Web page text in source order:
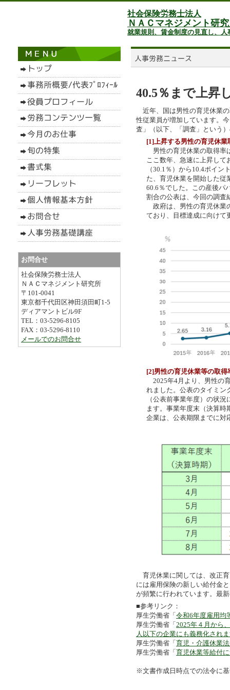
社会保険労務士法人
ＮＡＣマネジメント研
就業規則、賃金制度の見直し、
40.5％まで上昇
近年、国は男性の育児休業
性従業員が増加しています。
査」（以下、「調査」という
[1]上昇する男性の育児休業
男性の育児休業の取得率
ここ数年、急速に上昇して
（30.1％）から10.4ポイ
た、育児休業を開始した従
60.6％でした。この産後パ
割合の公表は、今回の調査
政府は、男性の育児休業
ており、目標達成に向けて
[2]男性の育児休業等の取得
2025年4月より、男性の
れました。公表のタイミン
（公表前事業年度）の状
ます。事業年度末（決算
企業は、公表期限までに対
育児休業に関しては、改正
には雇用保険の新しい給付金
が頻繁に行われています。最
■参考リンク：
厚生労働省「 令和6年度雇用均
厚生労働省「 2025年４月から
人以下の企業にも義務化され
厚生労働省「 育児・介護休業
厚生労働省「 育児休業等給付
※文書作成日時点での法令に
お問合せ
社会保険労務士法人
ＮＡＣマネジメント研究所
〒101-0041
東京都千代田区神田須田町1-5
ディアマントビル9F
TEL：03-5296-8105
FAX：03-5296-8110
メールでのお問合せ